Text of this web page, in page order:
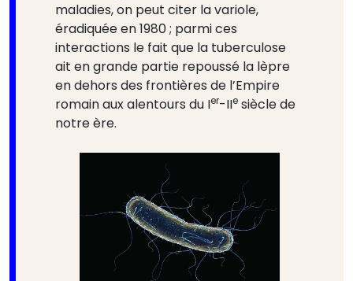
maladies, on peut citer la variole,
éradiquée en 1980 ; parmi ces
interactions le fait que la tuberculose
ait en grande partie repoussé la lèpre
en dehors des frontières de l’Empire
romain aux alentours du Ier-IIe siècle de
notre ère.